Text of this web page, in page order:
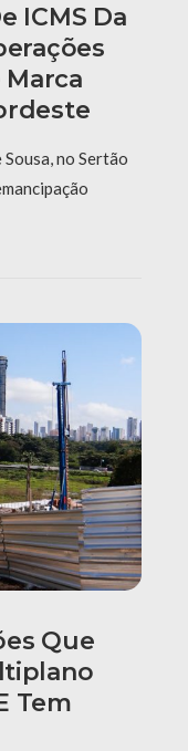
ICMS Da
Marca
Sousa, no Sertão
Que
Tem